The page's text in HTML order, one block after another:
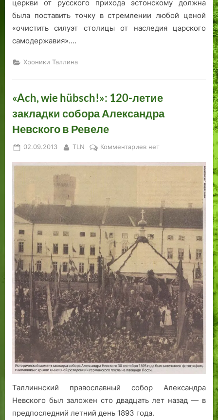
церкви от русского прихода эстонскому должна
была поставить точку в стремлении любой ценой
«очистить силуэт столицы от наследия царского
самодержавия».…
Хроники Таллина
«Ach, wie hübsch!»: 120-летие
закладки собора Александра
Невского в Ревеле
Posted
02.09.2013 By
TLN Комментариевк
«Ach,
летие
закладки
собора
Александра
Невского
Ревеле
нет
Таллиннский православный собор Александра
Невского был заложен сто двадцать лет назад — в
предпоследний летний день 1893 года.